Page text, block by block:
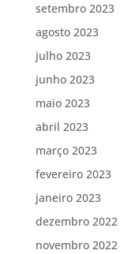
setembro 2023
agosto 2023
julho 2023
junho 2023
maio 2023
abril 2023
março 2023
fevereiro 2023
janeiro 2023
dezembro 2022
novembro 2022